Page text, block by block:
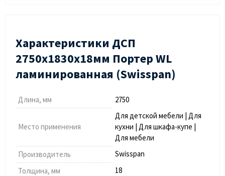
Характеристики ДСП
2750х1830х18мм Портер WL
ламинированная (Swisspan)
Длина, мм 2750
Место применения
Для детской мебели | Для
кухни | Для шкафа-купе |
Для мебели
Производитель
Swisspan
Толщина, мм
18